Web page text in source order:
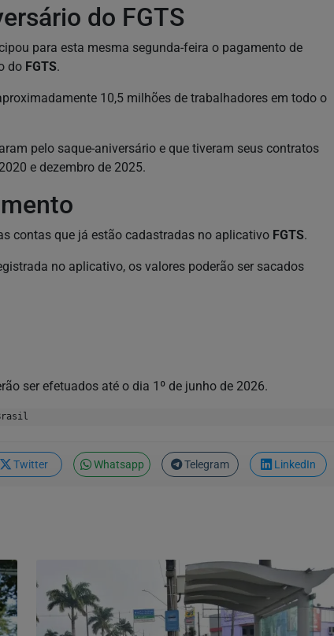
do FGTS
para esta mesma segunda-feira o pagamento de
do FGTS.
10,5 milhões de trabalhadores em todo o
pelo saque-aniversário e que tiveram seus contratos
e dezembro de 2025.
contas que já estão cadastradas no aplicativo FGTS.
no aplicativo, os valores poderão ser sacados
ser efetuados até o dia 1º de junho de 2026.
Twitter Whatsapp Telegram LinkedIn